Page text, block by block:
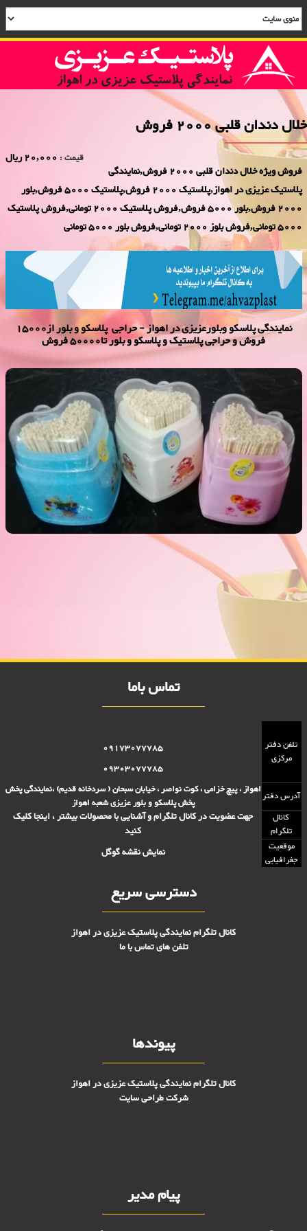
خلال دندان قلبی 2000 فروش
قیمت : 20,000 ریال
فروش ویژه خلال دندان قلبی 2000 فروش,نمایندگی
پلاستیک عزیزی در اهواز,پلاستیک 2000 فروش,پلاستیک 5000 فروش,بلور
2000 فروش,بلور 5000 فروش,فروش پلاستیک 2000 تومانی,فروش پلاستیک
5000 تومانی,فروش بلوز 2000 تومانی,فروش بلور 5000 تومانی
نمایندگی پلاسكو وبلورعزیزی در اهواز - حراجی پلاسکو و بلور از15000
فروش و حراجی پلاستیک و پلاسکو و بلور تا50000 فروش
خلال دندان قلبی 2000 فروش
تماس باما
تلفن دفتر
مرکزی
09173077785
09303077785
آدرس دفتراهواز ، پیچ خزامی ، کوت نواصر ، خیابان سبحان ( سردخانه قدیم) ،نمایندگی پخش
پخش پلاسکو و بلور عزیزی شعبه اهواز
کانال
تلگرام
جهت عضویت در کانال تلگرام و آشنایی با محصولات بیشتر ، اینجا کلیک
کنید
موقعیت
جغرافیایی
نمایش نقشه گوگل
دسترسی سریع
کانال تلگرام نمایندگی پلاستیک عزیزی در اهواز
تلفن های تماس با ما
پیوندها
کانال تلگرام نمایندگی پلاستیک عزیزی در اهواز
شرکت طراحی سایت
پیام مدیر